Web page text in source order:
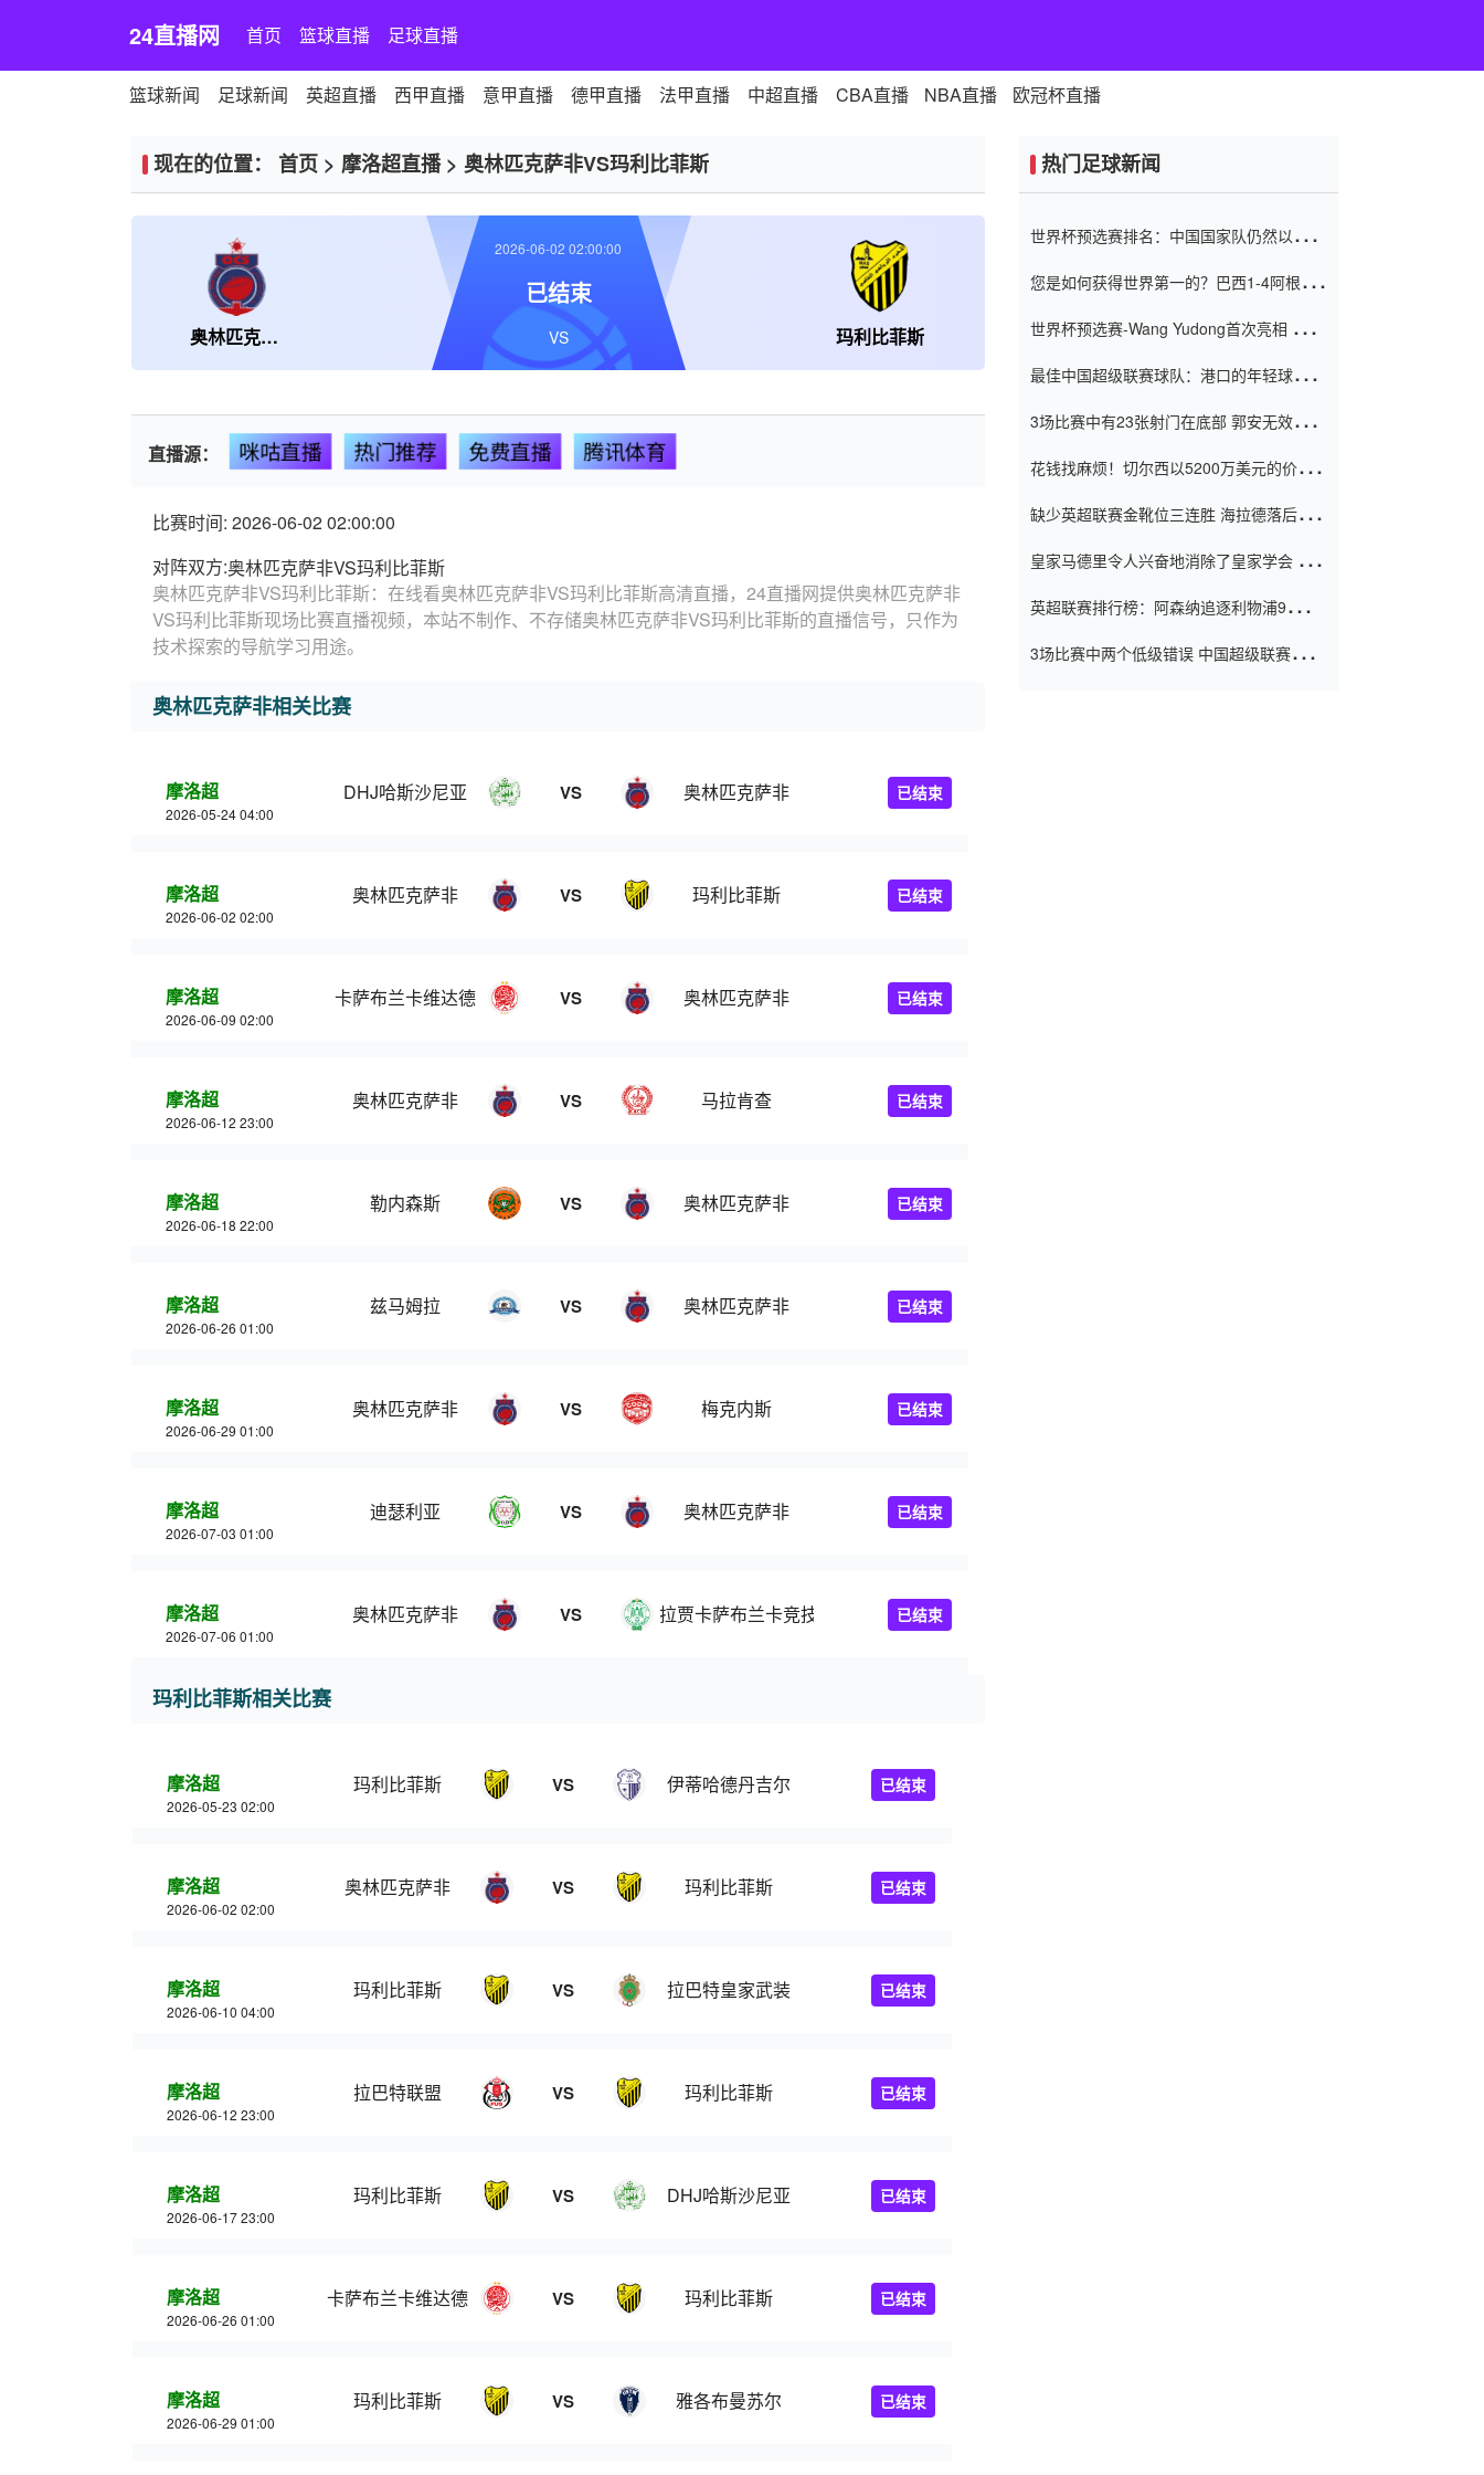
24直播网 首页 篮球直播 足球直播
篮球新闻 足球新闻 英超直播 西甲直播 意甲直播 德甲直播 法甲直播 中超直播 CBA直播 NBA直播 欧冠杯直播
现在的位置： 首页 > 摩洛超直播> 奥林匹克萨非VS玛利比菲斯
奥林匹克萨非 玛利比菲斯
2026-06-02 02:00:00
已结束
VS
直播源： 咪咕直播 热门推荐 免费直播 腾讯体育
比赛时间: 2026-06-02 02:00:00
对阵双方:奥林匹克萨非VS玛利比菲斯
奥林匹克萨非VS玛利比菲斯：在线看奥林匹克萨非VS玛利比菲斯高清直播，24直播网提供奥林匹克萨非
VS玛利比菲斯现场比赛直播视频，本站不制作、不存储奥林匹克萨非VS玛利比菲斯的直播信号，只作为
技术探索的导航学习用途。
奥林匹克萨非相关比赛
摩洛超
2026-05-24 04:00
DHJ哈斯沙尼亚 VS 奥林匹克萨非 已结束
摩洛超
2026-06-02 02:00
奥林匹克萨非 VS 玛利比菲斯 已结束
摩洛超
2026-06-09 02:00
卡萨布兰卡维达德 VS 奥林匹克萨非 已结束
摩洛超
2026-06-12 23:00
奥林匹克萨非 VS 马拉肯查 已结束
摩洛超
2026-06-18 22:00
勒内森斯 VS 奥林匹克萨非 已结束
摩洛超
2026-06-26 01:00
兹马姆拉 VS 奥林匹克萨非 已结束
摩洛超
2026-06-29 01:00
奥林匹克萨非 VS 梅克内斯 已结束
摩洛超
2026-07-03 01:00
迪瑟利亚 VS 奥林匹克萨非 已结束
摩洛超
2026-07-06 01:00
奥林匹克萨非 VS 拉贾卡萨布兰卡竞技 已结束
玛利比菲斯相关比赛
摩洛超
2026-05-23 02:00
玛利比菲斯 VS 伊蒂哈德丹吉尔 已结束
摩洛超
2026-06-02 02:00
奥林匹克萨非 VS 玛利比菲斯 已结束
摩洛超
2026-06-10 04:00
玛利比菲斯 VS 拉巴特皇家武装 已结束
摩洛超
2026-06-12 23:00
拉巴特联盟 VS 玛利比菲斯 已结束
摩洛超
2026-06-17 23:00
玛利比菲斯 VS DHJ哈斯沙尼亚 已结束
摩洛超
2026-06-26 01:00
卡萨布兰卡维达德 VS 玛利比菲斯 已结束
摩洛超
2026-06-29 01:00
玛利比菲斯 VS 雅各布曼苏尔 已结束
热门足球新闻
世界杯预选赛排名：中国国家队仍然以6分
您是如何获得世界第一的？巴西1-4阿根
世界杯预选赛-Wang Yudong首次亮相 中国
最佳中国超级联赛球队：港口的年轻球员在
（Taishan）
3场比赛中有23张射门在底部 郭安无效传球
花钱找麻烦！切尔西以5200万美元的价格
窗口
缺少英超联赛金靴位三连胜 海拉德落后6球
皇家马德里令人兴奋地消除了皇家学会 安
英超联赛排行榜：阿森纳追逐利物浦9分 曼
3场比赛中两个低级错误 中国超级联赛的前